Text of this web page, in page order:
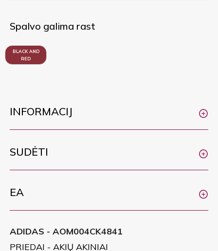
Spalvo galima rast
BLACK AND
RED
INFORMACIJ
SUDĖTI
EA
ADIDAS - AOM004CK4841
PRIEDAI - AKIŲ AKINIAI